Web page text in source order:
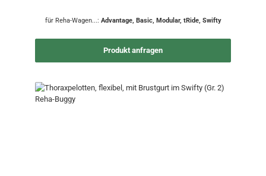
für Reha-Wagen...: Advantage, Basic, Modular, tRide, Swifty
Produkt anfragen